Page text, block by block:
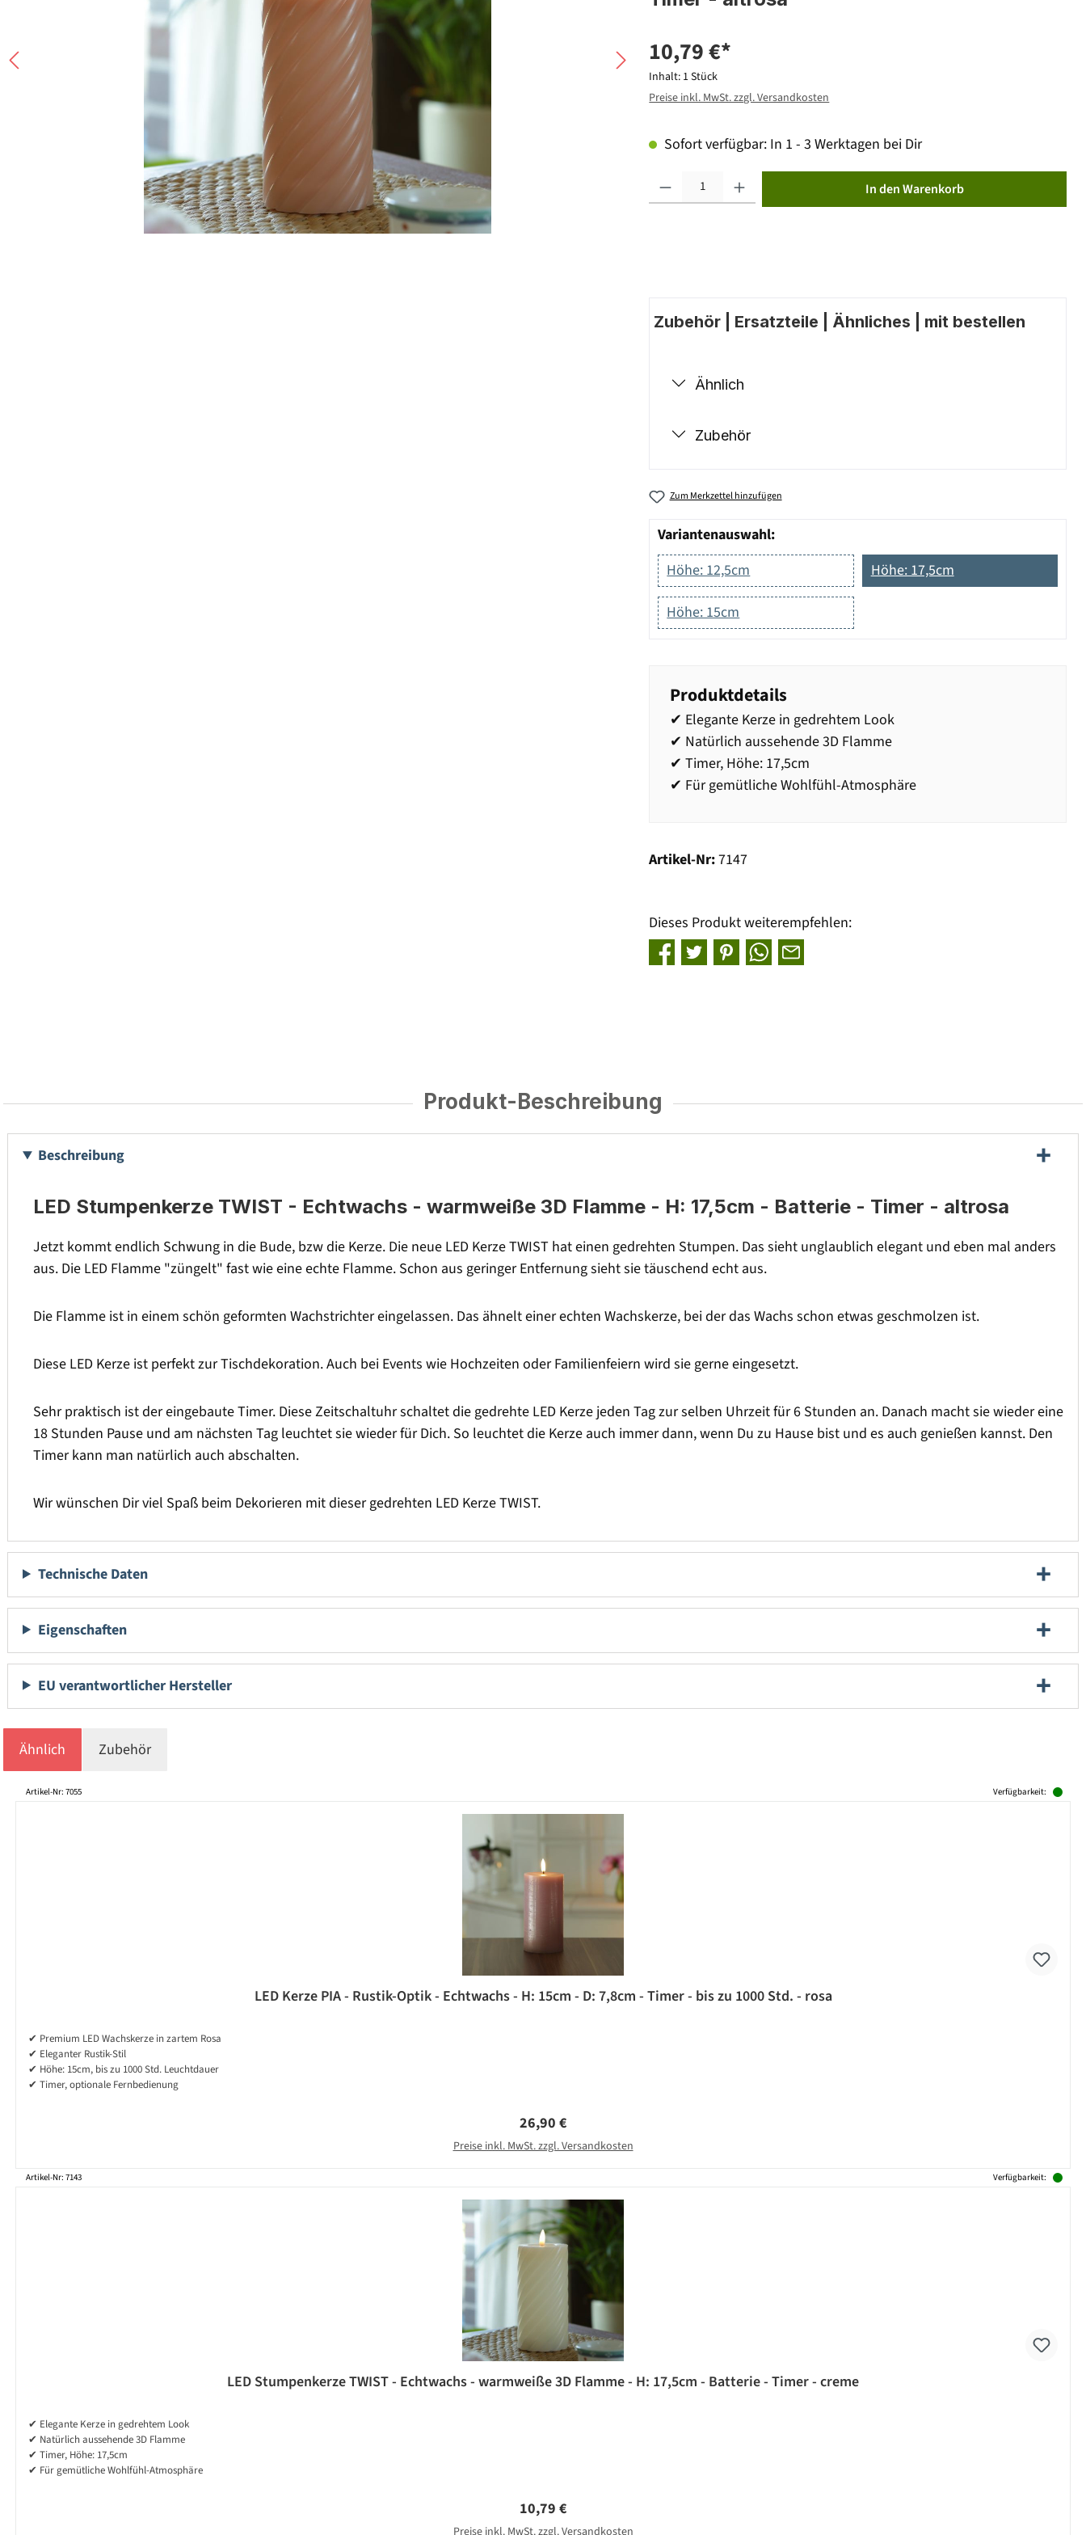
10,79 €*
Inhalt: 1 Stück
Preise inkl. MwSt. zzgl. Versandkosten
Sofort verfügbar: In 1 - 3 Werktagen bei Dir
In den Warenkorb
Zubehör | Ersatzteile | Ähnliches | mit bestellen
Ähnlich
Zubehör
Zum Merkzettel hinzufügen
Variantenauswahl:
Höhe: 12,5cm
Höhe: 17,5cm
Höhe: 15cm
Produktdetails
✔ Elegante Kerze in gedrehtem Look
✔ Natürlich aussehende 3D Flamme
✔ Timer, Höhe: 17,5cm
✔ Für gemütliche Wohlfühl-Atmosphäre
Artikel-Nr:7147
Dieses Produkt weiterempfehlen:
Produkt-Beschreibung
Beschreibung
LED Stumpenkerze TWIST - Echtwachs - warmweiße 3D Flamme - H: 17,5cm - Batterie - Timer - altrosa
Jetzt kommt endlich Schwung in die Bude, bzw die Kerze. Die neue LED Kerze TWIST hat einen gedrehten Stumpen. Das sieht unglaublich elegant und eben mal anders
aus. Die LED Flamme "züngelt" fast wie eine echte Flamme. Schon aus geringer Entfernung sieht sie täuschend echt aus.
Die Flamme ist in einem schön geformten Wachstrichter eingelassen. Das ähnelt einer echten Wachskerze, bei der das Wachs schon etwas geschmolzen ist.
Diese LED Kerze ist perfekt zur Tischdekoration. Auch bei Events wie Hochzeiten oder Familienfeiern wird sie gerne eingesetzt.
Sehr praktisch ist der eingebaute Timer. Diese Zeitschaltuhr schaltet die gedrehte LED Kerze jeden Tag zur selben Uhrzeit für 6 Stunden an. Danach macht sie wieder eine
18 Stunden Pause und am nächsten Tag leuchtet sie wieder für Dich. So leuchtet die Kerze auch immer dann, wenn Du zu Hause bist und es auch genießen kannst. Den
Timer kann man natürlich auch abschalten.
Wir wünschen Dir viel Spaß beim Dekorieren mit dieser gedrehten LED Kerze TWIST.
Technische Daten
Eigenschaften
EU verantwortlicher Hersteller
Ähnlich Zubehör
Produktgalerie überspringen
Artikel-Nr: 7055 Verfügbarkeit:
LED Kerze PIA - Rustik-Optik - Echtwachs - H: 15cm - D: 7,8cm - Timer - bis zu 1000 Std. - rosa
✔ Premium LED Wachskerze in zartem Rosa
✔ Eleganter Rustik-Stil
✔ Höhe: 15cm, bis zu 1000 Std. Leuchtdauer
✔ Timer, optionale Fernbedienung
Regulärer Preis:
26,90 €
Preise inkl. MwSt. zzgl. Versandkosten
Artikel-Nr: 7143 Verfügbarkeit:
LED Stumpenkerze TWIST - Echtwachs - warmweiße 3D Flamme - H: 17,5cm - Batterie - Timer - creme
✔ Elegante Kerze in gedrehtem Look
✔ Natürlich aussehende 3D Flamme
✔ Timer, Höhe: 17,5cm
✔ Für gemütliche Wohlfühl-Atmosphäre
Regulärer Preis:
10,79 €